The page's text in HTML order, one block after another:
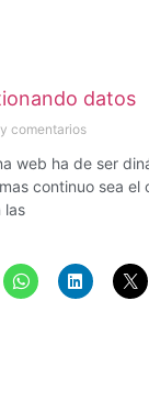
datos
comentarios
web ha de ser
continuo sea el
las